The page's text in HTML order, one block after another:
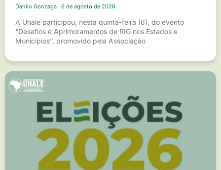
Danilo Gonzaga 6 de agosto de 2026
A Unale participou, nesta quinta-feira (6), do evento
“Desafios e Aprimoramentos de RIG nos Estados e
Municípios”, promovido pela Associação